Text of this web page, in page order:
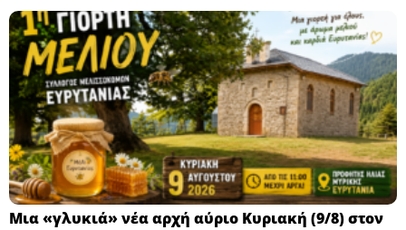
Μια «γλυκιά» νέα αρχή αύριο Κυριακή (9/8) στον